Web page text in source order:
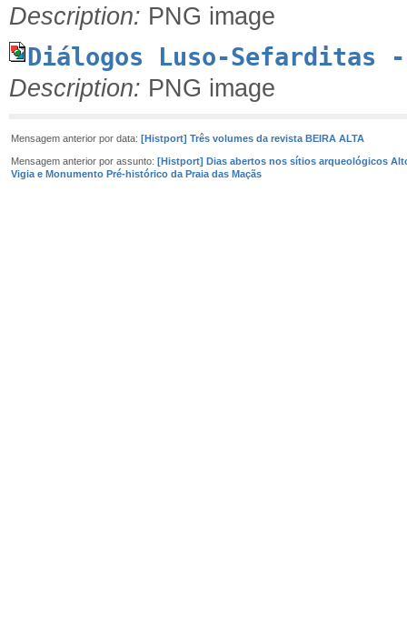
Description: PNG image
Diálogos Luso-Sefarditas
Description: PNG image
Mensagem anterior por data: [Histport] Três volumes da revista BEIRA ALTA
Mensagem anterior por assunto: [Histport] Dias abertos nos sítios arqueológicos
Vigia e Monumento Pré-histórico da Praia das Maçãs